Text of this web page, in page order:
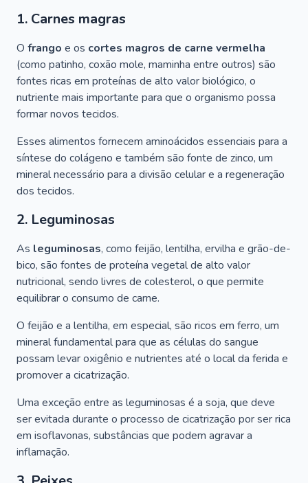
1. Carnes magras
O frango e os cortes magros de carne vermelha
(como patinho, coxão mole, maminha entre outros) são
fontes ricas em proteínas de alto valor biológico, o
nutriente mais importante para que o organismo possa
formar novos tecidos.
Esses alimentos fornecem aminoácidos essenciais para a
síntese do colágeno e também são fonte de zinco, um
mineral necessário para a divisão celular e a regeneração
dos tecidos.
2. Leguminosas
As leguminosas, como feijão, lentilha, ervilha e grão-de-
bico, são fontes de proteína vegetal de alto valor
nutricional, sendo livres de colesterol, o que permite
equilibrar o consumo de carne.
O feijão e a lentilha, em especial, são ricos em ferro, um
mineral fundamental para que as células do sangue
possam levar oxigênio e nutrientes até o local da ferida e
promover a cicatrização.
Uma exceção entre as leguminosas é a soja, que deve
ser evitada durante o processo de cicatrização por ser rica
em isoflavonas, substâncias que podem agravar a
inflamação.